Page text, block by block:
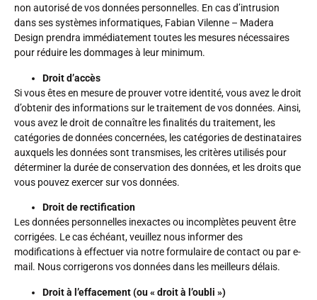
non autorisé de vos données personnelles. En cas d’intrusion
dans ses systèmes informatiques, Fabian Vilenne – Madera
Design prendra immédiatement toutes les mesures nécessaires
pour réduire les dommages à leur minimum.
Droit d’accès
Si vous êtes en mesure de prouver votre identité, vous avez le droit
d’obtenir des informations sur le traitement de vos données. Ainsi,
vous avez le droit de connaître les finalités du traitement, les
catégories de données concernées, les catégories de destinataires
auxquels les données sont transmises, les critères utilisés pour
déterminer la durée de conservation des données, et les droits que
vous pouvez exercer sur vos données.
Droit de rectification
Les données personnelles inexactes ou incomplètes peuvent être
corrigées. Le cas échéant, veuillez nous informer des
modifications à effectuer via notre formulaire de contact ou par e-
mail. Nous corrigerons vos données dans les meilleurs délais.
Droit à l’effacement (ou « droit à l’oubli »)